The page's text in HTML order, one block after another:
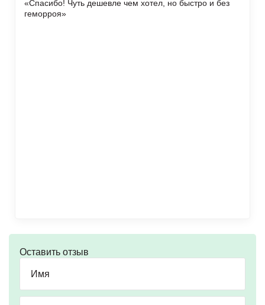
«Спасибо! Чуть дешевле чем хотел, но быстро и без
геморроя»
Оставить отзыв